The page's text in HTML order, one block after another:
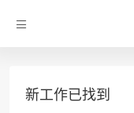
新工作已找到